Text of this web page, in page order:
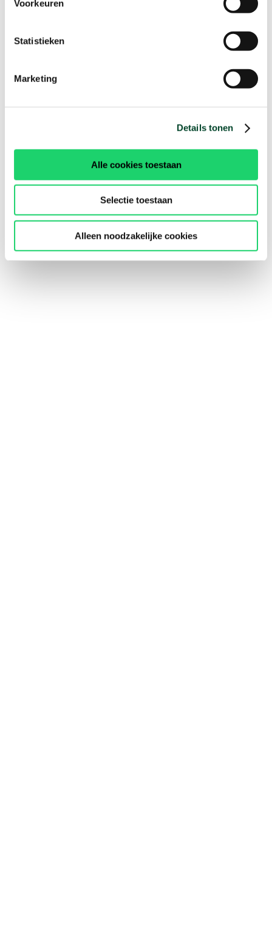
Voorkeuren
Statistieken
Marketing
Details tonen
Alle cookies toestaan
Selectie toestaan
Alleen noodzakelijke cookies